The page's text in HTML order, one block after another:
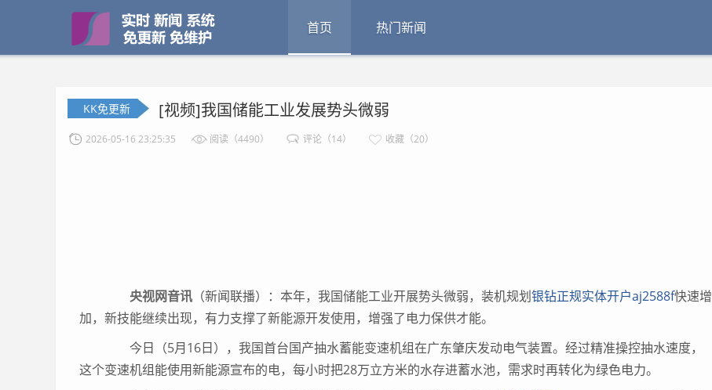
首页 热门新闻
KK免更新 [视频]我国储能工业发展势头微弱
2026-05-16 23:25:35 阅读（4490） 评论（14） 收藏（20）
央视网音讯 （新闻联播）：本年，我国储能工业开展势头微弱，装机规划银钻正规实体开户aj2588f快速增
加，新技能继续出现，有力支撑了新能源开发使用，增强了电力保供才能。
今日（5月16日），我国首台国产抽水蓄能变速机组在广东肇庆发动电气装置。经过精准操控抽水速度，
这个变速机组能使用新能源宣布的电，每小时把28万立方米的水存进蓄水池，需求时再转化为绿色电力。